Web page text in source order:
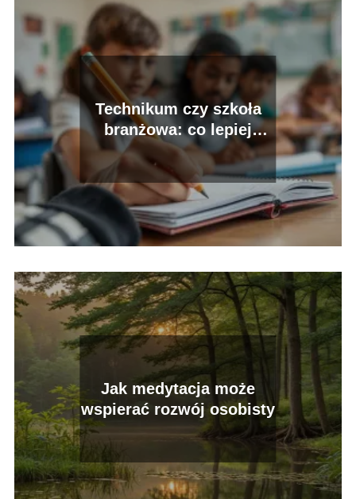
Technikum czy szkoła
branżowa: co lepiej
wybrać?
Jak medytacja może
wspierać rozwój osobisty